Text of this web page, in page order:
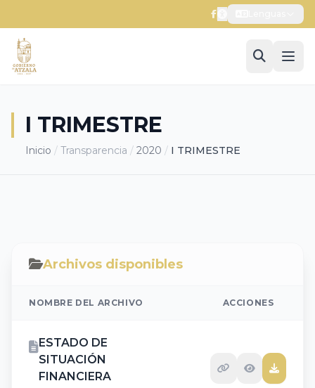
I TRIMESTRE
Inicio / Transparencia / 2020 / I TRIMESTRE
Archivos disponibles
NOMBRE DEL ARCHIVO ACCIONES
ESTADO DE
SITUACIÓN
FINANCIERA